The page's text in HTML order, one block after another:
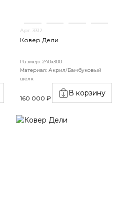
Арт. 3312
Ковер Дели
Размер: 240х300
Материал: Акрил/Бамбуковый
шёлк
160 000 ₽
В корзину